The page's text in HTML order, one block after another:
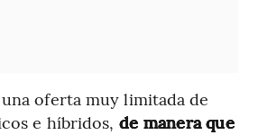
oferta muy limitada de
e híbridos, de manera que